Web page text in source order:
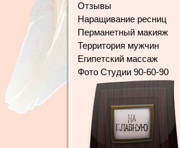
Отзывы
Наращивание ресниц
Перманетный макияж
Территория мужчин
Египетский массаж
Фото Студии 90-60-90